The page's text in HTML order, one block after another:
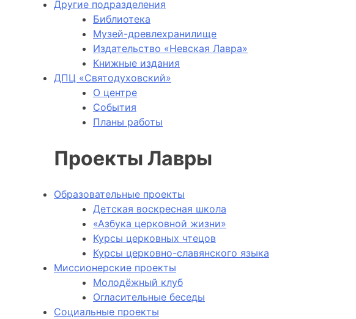
Другие подразделения
Библиотека
Музей-древлехранилище
Издательство «Невская Лавра»
Книжные издания
ДПЦ «Святодуховский»
О центре
События
Планы работы
Проекты Лавры
Образовательные проекты
Детская воскресная школа
«Азбука церковной жизни»
Курсы церковных чтецов
Курсы церковно-славянского языка
Миссионерские проекты
Молодёжный клуб
Огласительные беседы
Социальные проекты